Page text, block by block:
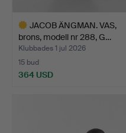
JACOB ÄNGMAN. VAS,
brons, modell nr 288, G…
Klubbades 1 jul 2026
15 bud
364 USD